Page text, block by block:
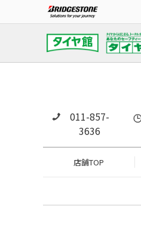
011-857-
3636
店舗TOP